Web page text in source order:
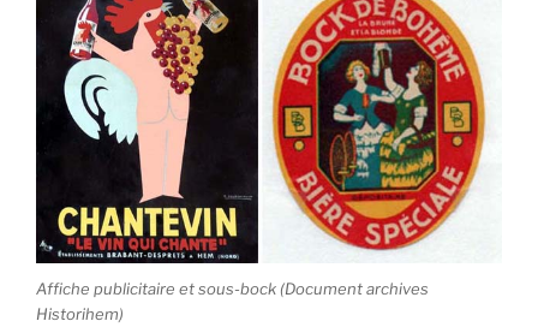
Affiche publicitaire et sous-bock (Document archives
Historihem)